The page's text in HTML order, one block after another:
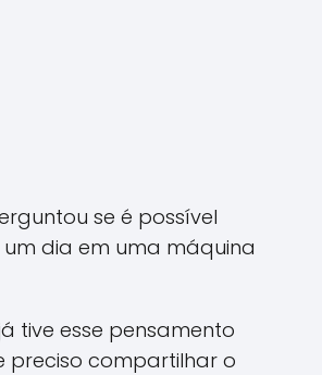
se é possível
dia em uma máquina
tive esse pensamento
preciso compartilhar o